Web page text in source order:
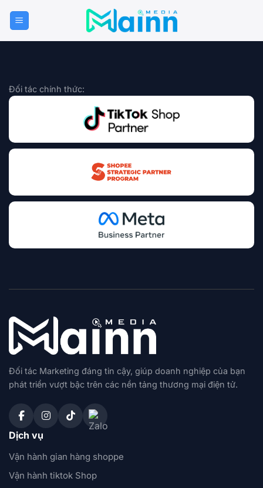
qua
Đối tác chính thức:
Đối tác Marketing đáng tin cậy, giúp doanh nghiệp của bạn
phát triển vượt bậc trên các nền tảng thương mại điện tử.
Dịch vụ
Vận hành gian hàng shoppe
Vận hành tiktok Shop